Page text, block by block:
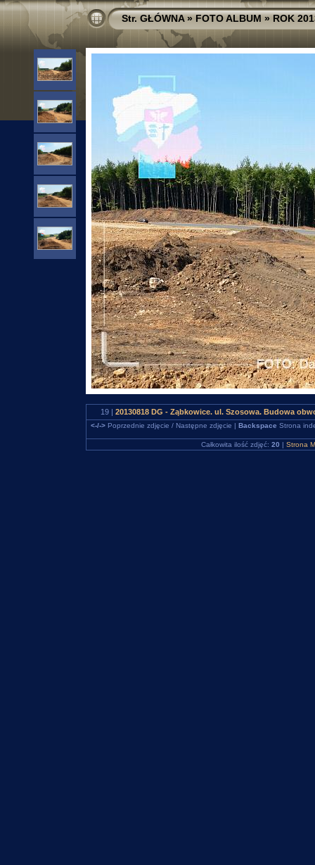
Str. GŁÓWNA»FOTO ALBUM»ROK
19 | 20130818 DG - Ząbkowice. ul. Szosowa. Budowa
<-/->Poprzednie zdjęcie / Następne zdjęcie | Backspace Strona
Całkowita ilość zdjęć: 20 | Strona